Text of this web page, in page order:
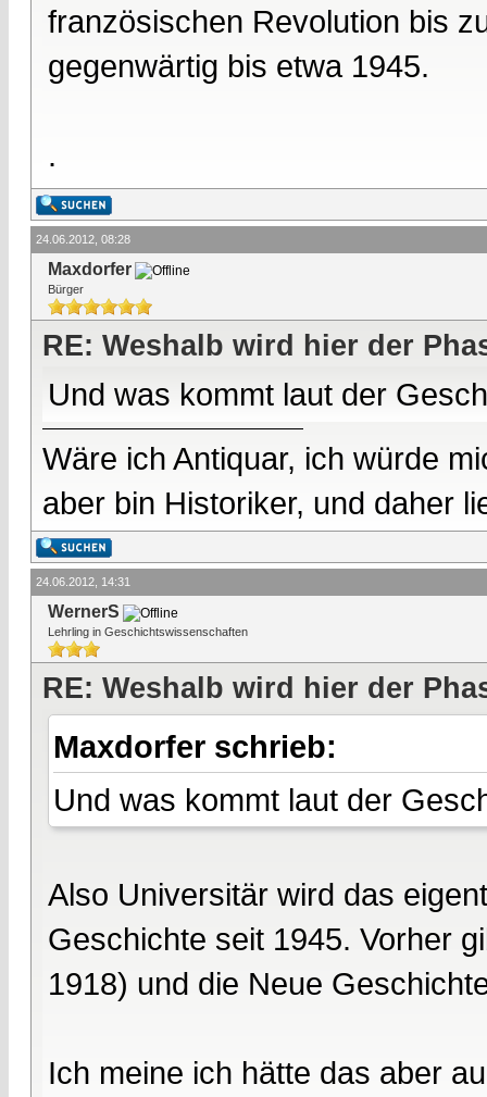
französischen Revolution bis
gegenwärtig bis etwa 1945.
.
24.06.2012, 08:28
Maxdorfer
Bürger
RE: Weshalb wird hier der
Und was kommt laut der
Wäre ich Antiquar, ich würde
aber bin Historiker, und daher
24.06.2012, 14:31
WernerS
Lehrling in Geschichtswissenschaften
RE: Weshalb wird hier der
Maxdorfer schrieb:
Und was kommt laut der
Also Universitär wird das
Geschichte seit 1945. Vorher
1918) und die Neue
Ich meine ich hätte das aber